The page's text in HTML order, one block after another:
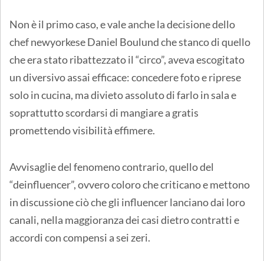
Non è il primo caso, e vale anche la decisione dello
chef newyorkese Daniel Boulund che stanco di quello
che era stato ribattezzato il “circo”, aveva escogitato
un diversivo assai efficace: concedere foto e riprese
solo in cucina, ma divieto assoluto di farlo in sala e
soprattutto scordarsi di mangiare a gratis
promettendo visibilità effimere.
Avvisaglie del fenomeno contrario, quello del
“deinfluencer”, ovvero coloro che criticano e mettono
in discussione ciò che gli influencer lanciano dai loro
canali, nella maggioranza dei casi dietro contratti e
accordi con compensi a sei zeri.